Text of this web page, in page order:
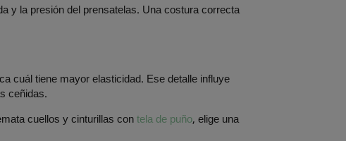
y la presión del prensatelas. Una costura correcta
cuál tiene mayor elasticidad. Ese detalle influye
ceñidas.
cuellos y cinturillas contela de puño, elige una